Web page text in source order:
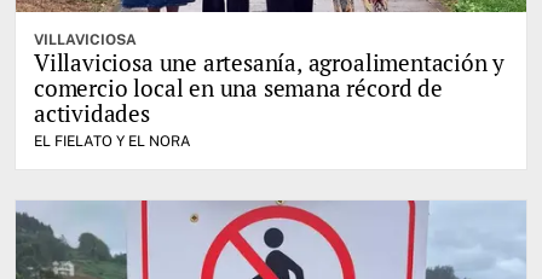
VILLAVICIOSA
Villaviciosa une artesanía, agroalimentación y
comercio local en una semana récord de
actividades
EL FIELATO Y EL NORA